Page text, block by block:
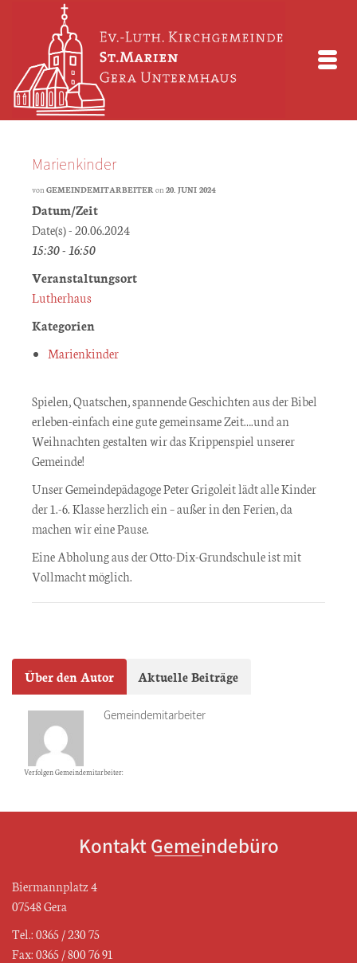
Marienkinder
von GEMEINDEMITARBEITERon 20. JUNI 2024
Datum/Zeit
Date(s) - 20.06.2024
15:30 - 16:50
Veranstaltungsort
Lutherhaus
Kategorien
Marienkinder
Spielen, Quatschen, spannende Geschichten aus der Bibel
erleben-einfach eine gute gemeinsame Zeit….und an
Weihnachten gestalten wir das Krippenspiel unserer
Gemeinde!
Unser Gemeindepädagoge Peter Grigoleit lädt alle Kinder
der 1.-6. Klasse herzlich ein – außer in den Ferien, da
machen wir eine Pause.
Eine Abholung aus der Otto-Dix-Grundschule ist mit
Vollmacht möglich.
Über den Autor Aktuelle Beiträge
Verfolgen Gemeindemitarbeiter:
Gemeindemitarbeiter
Kontakt Gemeindebüro
Biermannplatz 4
07548 Gera
Tel.: 0365 / 230 75
Fax: 0365 / 800 76 91